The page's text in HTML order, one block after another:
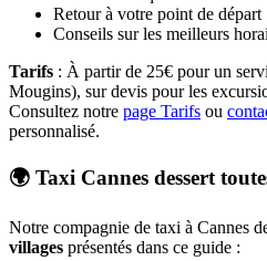
Retour à votre point de départ
Conseils sur les meilleurs
Tarifs : À partir de 25€ pour un
Mougins), sur devis pour les
Consultez notre page Tarifs ou
personnalisé.
🌍 Taxi Cannes dessert
Notre compagnie de taxi à Cannes
villages présentés dans ce guide :